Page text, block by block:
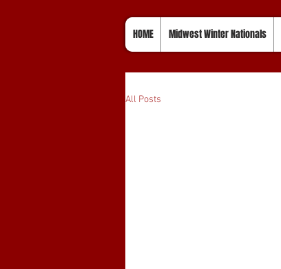
HOME Midwest Winter Nationals
All Posts